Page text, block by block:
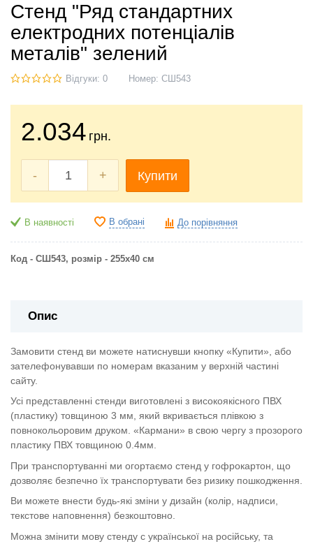
Стенд "Ряд стандартних
електродних потенціалів
металів" зелений
Відгуки: 0 Номер: СШ543
2.034 грн.
- + Купити
В наявності В обрані До порівняння
Код - СШ543, розмір - 255х40 см
Опис
Замовити стенд ви можете натиснувши кнопку «Купити», або
зателефонувавши по номерам вказаним у верхній частині
сайту.
Усі представленні стенди виготовлені з високоякісного ПВХ
(пластику) товщиною 3 мм, який вкривається плівкою з
повнокольоровим друком. «Кармани» в свою чергу з прозорого
пластику ПВХ товщиною 0.4мм.
При транспортуванні ми огортаємо стенд у гофрокартон, що
дозволяє безпечно їх транспортувати без ризику пошкодження.
Ви можете внести будь-які зміни у дизайн (колір, надписи,
текстове наповнення) безкоштовно.
Можна змінити мову стенду с української на російську, та